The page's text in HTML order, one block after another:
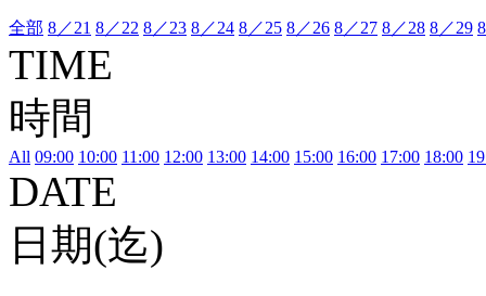
全部 8／21 8／22 8／23 8／24 8／25 8／26 8／27 8／28 8／29
TIME
時間
All 09:00 10:00 11:00 12:00 13:00 14:00 15:00 16:00 17:00 18:00
DATE
日期(迄)